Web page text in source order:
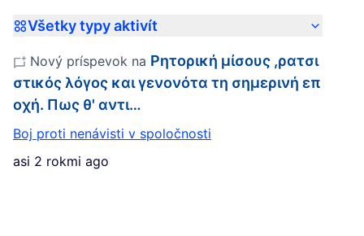
Všetky typy aktivít
asi 2 rokmi ago
Nový príspevok na Ρητορική μίσους ,ρατσι
στικός λόγος και γενονότα τη σημερινή επ
οχή. Πως θ' αντι…
Boj proti nenávisti v spoločnosti